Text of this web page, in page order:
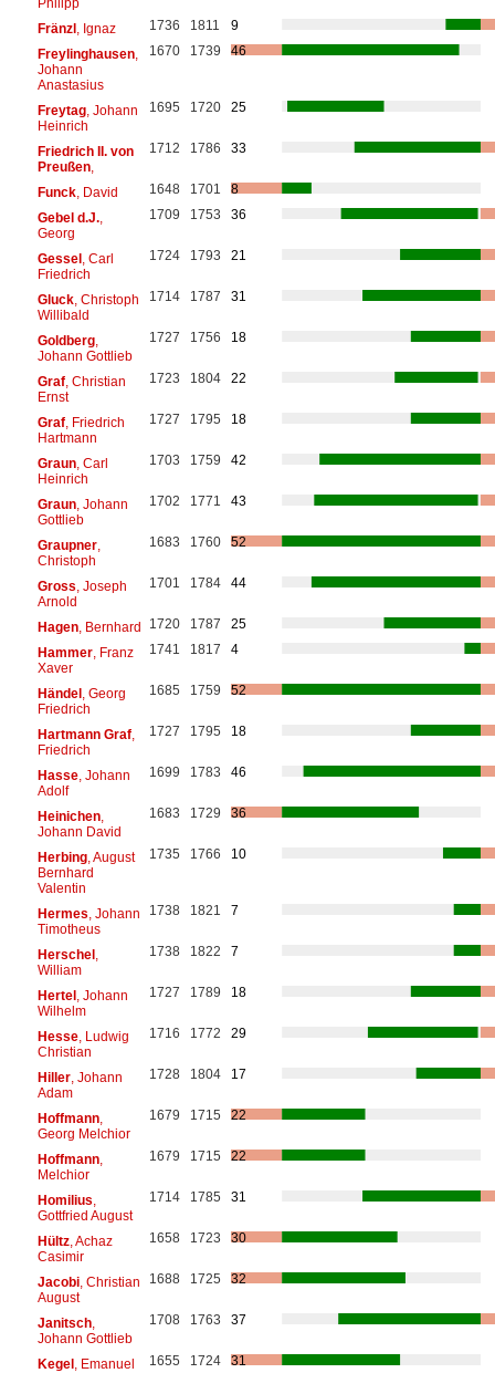
Fränzl, Ignaz 1736 1811
9
Freylinghausen,
Johann
Anastasius
1670 1739 46
Freytag, Johann
Heinrich
1695 1720 25
Friedrich II. von
Preußen,
1712 1786 33
Funck, David 1648 1701
8
Gebel d.J.,
Georg
1709 1753 36
Gessel, Carl
Friedrich
1724 1793 21
Gluck, Christoph
Willibald
1714 1787 31
Goldberg,
Johann Gottlieb
1727 1756 18
Graf, Christian
Ernst
1723 1804 22
Graf, Friedrich
Hartmann
1727 1795 18
Graun, Carl
Heinrich
1703 1759 42
Graun, Johann
Gottlieb
1702 1771 43
Graupner,
Christoph
1683 1760 52
Gross , Joseph
Arnold
1701 1784 44
Hagen, Bernhard 1720 1787
25
Hammer, Franz
Xaver
1741 1817 4
Händel, Georg
Friedrich
1685 1759 52
Hartmann Graf,
Friedrich
1727 1795 18
Hasse, Johann
Adolf
1699 1783 46
Heinichen,
Johann David
1683 1729 36
Herbing, August
Bernhard
Valentin
1735 1766 10
Hermes , Johann
Timotheus
1738 1821 7
Herschel,
William
1738 1822 7
Hertel, Johann
Wilhelm
1727 1789 18
Hesse, Ludwig
Christian
1716 1772 29
Hiller, Johann
Adam
1728 1804 17
Hoffmann,
Georg Melchior
1679 1715 22
Hoffmann,
Melchior
1679 1715 22
Homilius
Gottfried August
1714 1785 31
Hültz, Achaz
Casimir
1658 1723 30
Jacobi, Christian
August
1688 1725 32
Janitsch,
Johann Gottlieb
1708 1763 37
Kegel, Emanuel 1655 1724
31